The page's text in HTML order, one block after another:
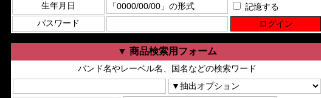
生年月日
記憶する
パスワード
▼ 商品検索用フォーム
バンド名やレーベル名、国名などの検索ワード